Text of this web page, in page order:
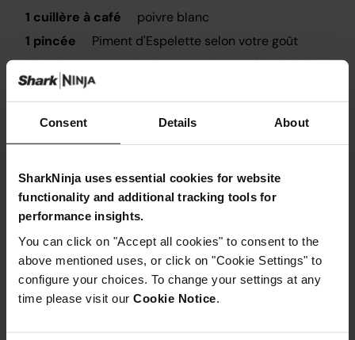
Consent Details About
SharkNinja uses essential cookies for website
functionality and additional tracking tools for
performance insights.
You can click on "Accept all cookies" to consent to the
above mentioned uses, or click on "Cookie Settings" to
configure your choices. To change your settings at any
time please visit our Cookie Notice
1 cuillère à café
poivre blanc
1 pincée
Piment d'Espelette selon votre goût
15
châtaignes précuites coupées en dés de 0,5cm
VEILLE)
100g
foie gras, coupé en cubes de 1 cm
1 cuillère à soupe
cognac ou muscat